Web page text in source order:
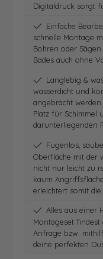
Digitaldruck sorgt
Einfache
schnelle Montage
Bohren oder
Bades auch ohne
Langlebig &
wasserdicht und
angebracht
Platz für Schimmel
darunterliegenden
Fugenlos,
Oberfläche mit der
nicht nur leicht zu
kaum
erleichtert somit
Alles aus einer
Montageset
Anfrage bzw.
deine perfekten